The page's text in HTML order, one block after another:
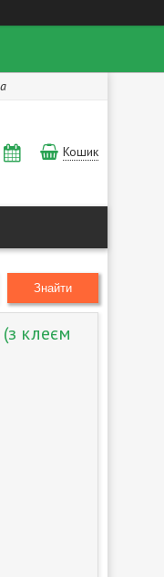
Кошик
Знайти
клеєм